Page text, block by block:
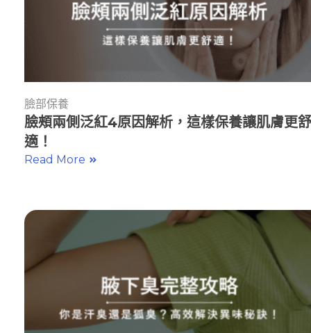
臉部保養
臉頰兩側泛紅4原因解析，這樣保養讓肌膚更舒
適！
Read More